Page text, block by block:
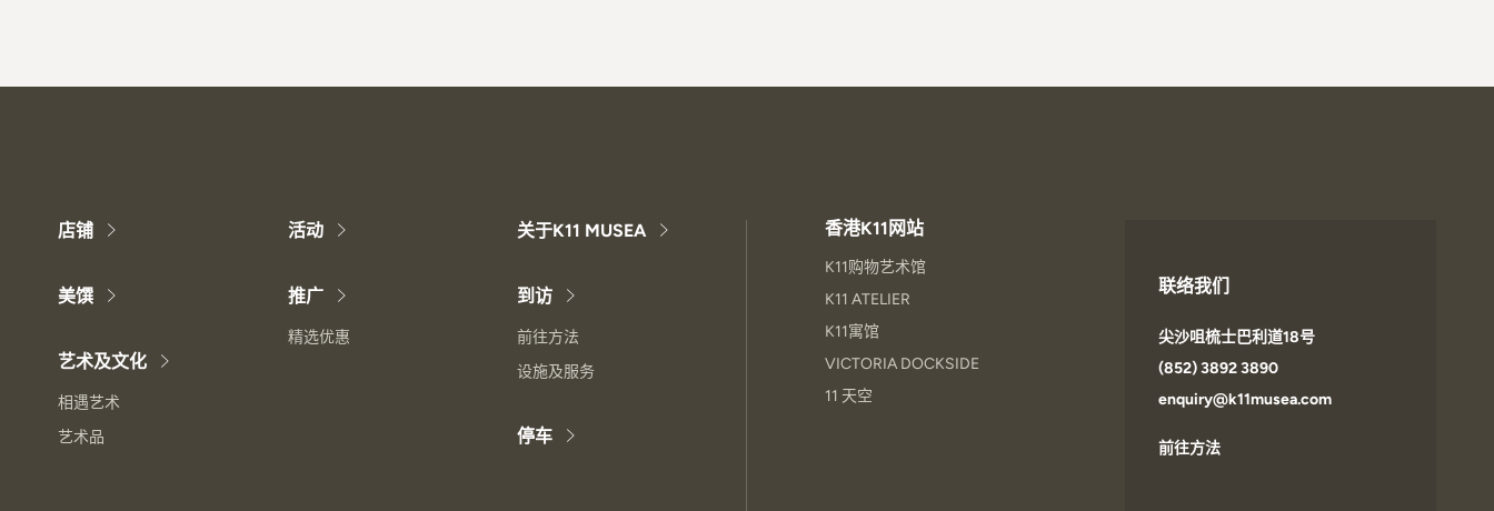
店铺
美馔
艺术及文化
相遇艺术
艺术品
活动
推广
精选优惠
关于K11 MUSEA
到访
前往方法
设施及服务
停车
香港K11网站
K11购物艺术馆
K11 ATELIER
K11寓馆
VICTORIA DOCKSIDE
11 天空
联络我们
尖沙咀梳士巴利道18号
(852) 3892 3890
enquiry@k11musea.com
前往方法